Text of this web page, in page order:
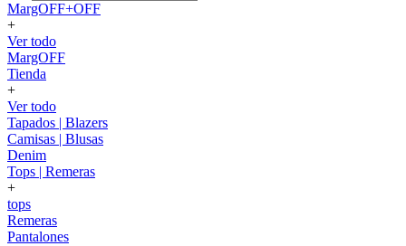
MargOFF+OFF
+
Ver todo
MargOFF
Tienda
+
Ver todo
Tapados | Blazers
Camisas | Blusas
Denim
Tops | Remeras
+
tops
Remeras
Pantalones